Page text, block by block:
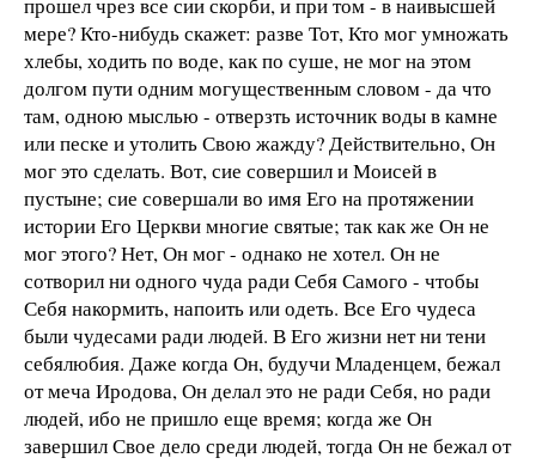
мере? Кто-нибудь скажет: разве Тот, Кто мог умножать
хлебы, ходить по воде, как по суше, не мог на этом
долгом пути одним могущественным словом - да что
там, одною мыслью - отверзть источник воды в камне
или песке и утолить Свою жажду? Действительно, Он
мог это сделать. Вот, сие совершил и Моисей в
пустыне; сие совершали во имя Его на протяжении
истории Его Церкви многие святые; так как же Он не
мог этого? Нет, Он мог - однако не хотел. Он не
сотворил ни одного чуда ради Себя Самого - чтобы
Себя накормить, напоить или одеть. Все Его чудеса
были чудесами ради людей. В Его жизни нет ни тени
себялюбия. Даже когда Он, будучи Младенцем, бежал
от меча Иродова, Он делал это не ради Себя, но ради
людей, ибо не пришло еще время; когда же Он
завершил Свое дело среди людей, тогда Он не бежал от